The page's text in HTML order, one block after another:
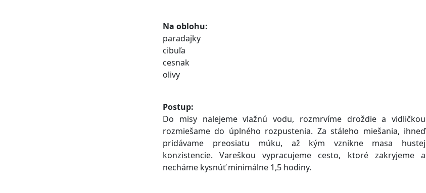
Na oblohu:
paradajky
cibuľa
cesnak
olivy
Postup:
Do misy nalejeme vlažnú vodu, rozmrvíme droždie a vidličkou
rozmiešame do úplného rozpustenia. Za stáleho miešania, ihneď
pridávame preosiatu múku, až kým vznikne masa hustej
konzistencie. Vareškou vypracujeme cesto, ktoré zakryjeme a
necháme kysnúť minimálne 1,5 hodiny.